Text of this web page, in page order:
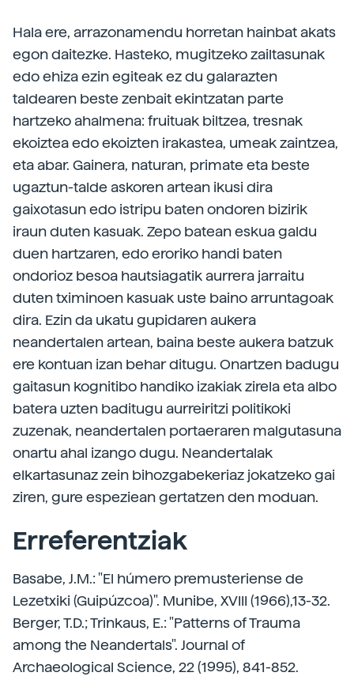
Hala ere, arrazonamendu horretan hainbat akats
egon daitezke. Hasteko, mugitzeko zailtasunak
edo ehiza ezin egiteak ez du galarazten
taldearen beste zenbait ekintzatan parte
hartzeko ahalmena: fruituak biltzea, tresnak
ekoiztea edo ekoizten irakastea, umeak zaintzea,
eta abar. Gainera, naturan, primate eta beste
ugaztun-talde askoren artean ikusi dira
gaixotasun edo istripu baten ondoren bizirik
iraun duten kasuak. Zepo batean eskua galdu
duen hartzaren, edo eroriko handi baten
ondorioz besoa hautsiagatik aurrera jarraitu
duten tximinoen kasuak uste baino arruntagoak
dira. Ezin da ukatu gupidaren aukera
neandertalen artean, baina beste aukera batzuk
ere kontuan izan behar ditugu. Onartzen badugu
gaitasun kognitibo handiko izakiak zirela eta albo
batera uzten baditugu aurreiritzi politikoki
zuzenak, neandertalen portaeraren malgutasuna
onartu ahal izango dugu. Neandertalak
elkartasunaz zein bihozgabekeriaz jokatzeko gai
ziren, gure espeziean gertatzen den moduan.
Erreferentziak
Basabe, J.M.: "El húmero premusteriense de
Lezetxiki (Guipúzcoa)". Munibe, XVIII (1966),13-32.
Berger, T.D.; Trinkaus, E.: "Patterns of Trauma
among the Neandertals". Journal of
Archaeological Science, 22 (1995), 841-852.